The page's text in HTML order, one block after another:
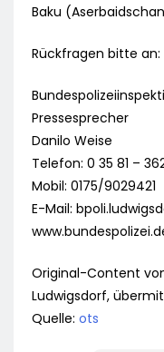
Baku
Rückfragen bitte an:
Pressesprecher
Danilo Weise
Telefon: 0 35 81 –
Mobil: 0175/9029421
E-Mail:
Original-Content
Ludwigsdorf,
Quelle: ots